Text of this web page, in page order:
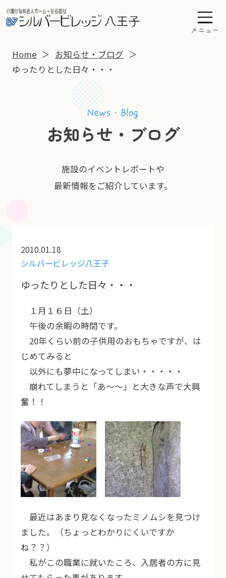
メニュー
Home
お知らせ・ブログ
ゆったりとした日々・・・
お知らせ・ブログ
施設のイベントレポートや
最新情報をご紹介しています。
2010.01.18
シルバービレッジ八王子
ゆったりとした日々・・・
１月１６日（土）
午後の余暇の時間です。
20年くらい前の子供用のおもちゃですが、は
じめてみると
以外にも夢中になってしまい・・・・・
崩れてしまうと「あ～～」と大きな声で大興
奮！！
最近はあまり見なくなったミノムシを見つけ
ました。（ちょっとわかりにくいですか
ね？？）
私がこの職業に就いたころ、入居者の方に見